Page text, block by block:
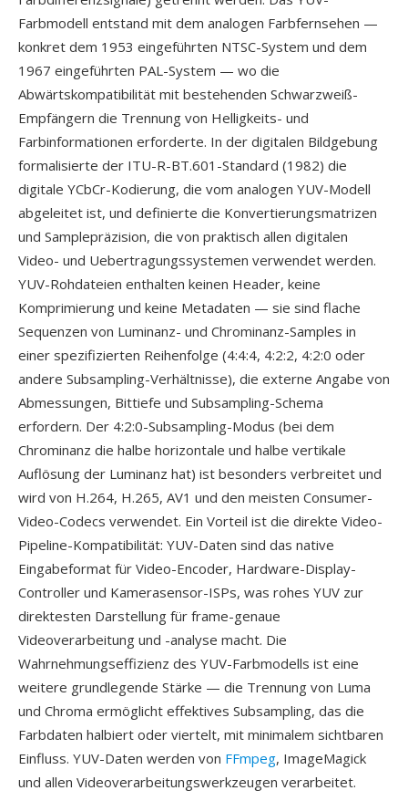
Farbmodell entstand mit dem analogen Farbfernsehen —
konkret dem 1953 eingeführten NTSC-System und dem
1967 eingeführten PAL-System — wo die
Abwärtskompatibilität mit bestehenden Schwarzweiß-
Empfängern die Trennung von Helligkeits- und
Farbinformationen erforderte. In der digitalen Bildgebung
formalisierte der ITU-R-BT.601-Standard (1982) die
digitale YCbCr-Kodierung, die vom analogen YUV-Modell
abgeleitet ist, und definierte die Konvertierungsmatrizen
und Samplepräzision, die von praktisch allen digitalen
Video- und Uebertragungssystemen verwendet werden.
YUV-Rohdateien enthalten keinen Header, keine
Komprimierung und keine Metadaten — sie sind flache
Sequenzen von Luminanz- und Chrominanz-Samples in
einer spezifizierten Reihenfolge (4:4:4, 4:2:2, 4:2:0 oder
andere Subsampling-Verhältnisse), die externe Angabe von
Abmessungen, Bittiefe und Subsampling-Schema
erfordern. Der 4:2:0-Subsampling-Modus (bei dem
Chrominanz die halbe horizontale und halbe vertikale
Auflösung der Luminanz hat) ist besonders verbreitet und
wird von H.264, H.265, AV1 und den meisten Consumer-
Video-Codecs verwendet. Ein Vorteil ist die direkte Video-
Pipeline-Kompatibilität: YUV-Daten sind das native
Eingabeformat für Video-Encoder, Hardware-Display-
Controller und Kamerasensor-ISPs, was rohes YUV zur
direktesten Darstellung für frame-genaue
Videoverarbeitung und -analyse macht. Die
Wahrnehmungseffizienz des YUV-Farbmodells ist eine
weitere grundlegende Stärke — die Trennung von Luma
und Chroma ermöglicht effektives Subsampling, das die
Farbdaten halbiert oder viertelt, mit minimalem sichtbaren
Einfluss. YUV-Daten werden von FFmpeg, ImageMagick
und allen Videoverarbeitungswerkzeugen verarbeitet.